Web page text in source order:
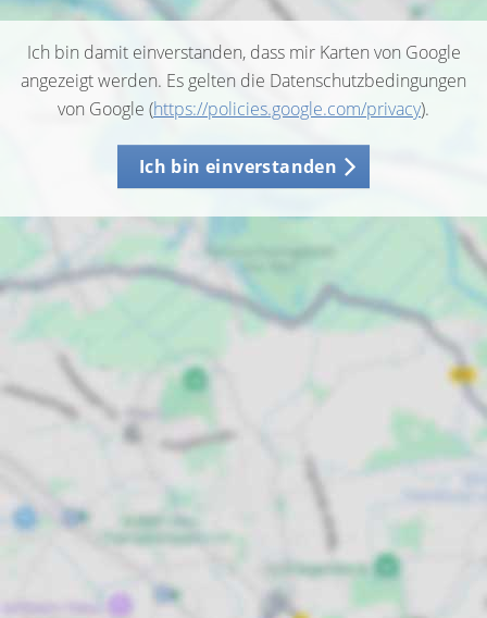
Ich bin damit einverstanden, dass mir Karten von Google
angezeigt werden. Es gelten die Datenschutzbedingungen
von Google (https://policies.google.com/privacy).
Ich bin einverstanden